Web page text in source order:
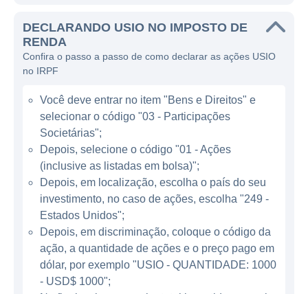
Atuando principalmente nos Estados Unidos,
a Usio tem expandido sua presença em
outros mercados internacionais, mostrando
um crescimento significativo no fornecimento
de suas soluções a diferentes setores,
incluindo comércio eletrônico, setores
financeiros e instituições. A proposta de valor
da Usio é simples: tornar o processo de
pagamento mais acessível e eficiente,
permitindo que seus clientes se concentrem
em suas operações principais enquanto a
empresa cuida da infraestrutura financeira.
MODELO DE NEGÓCIO DA USIO
DECLARANDO USIO NO IMPOSTO DE
RENDA
Confira o passo a passo de como declarar as ações USIO
no IRPF
Você deve entrar no item "Bens e Direitos" e
selecionar o código "03 - Participações
Societárias";
Depois, selecione o código "01 - Ações
(inclusive as listadas em bolsa)";
Depois, em localização, escolha o país do seu
investimento, no caso de ações, escolha "249 -
Estados Unidos";
Depois, em discriminação, coloque o código da
ação, a quantidade de ações e o preço pago em
dólar, por exemplo "USIO - QUANTIDADE: 1000
- USD$ 1000";